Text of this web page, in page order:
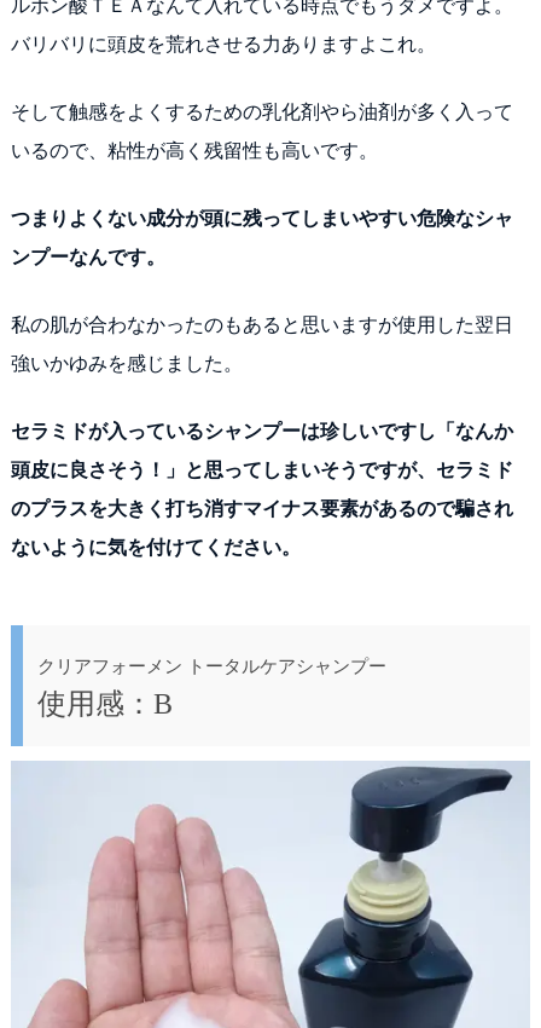
ルホン酸ＴＥＡなんて入れている時点でもうダメですよ。
バリバリに頭皮を荒れさせる力ありますよこれ。
そして触感をよくするための乳化剤やら油剤が多く入って
いるので、粘性が高く残留性も高いです。
つまりよくない成分が頭に残ってしまいやすい危険なシャ
ンプーなんです。
私の肌が合わなかったのもあると思いますが使用した翌日
強いかゆみを感じました。
セラミドが入っているシャンプーは珍しいですし「なんか
頭皮に良さそう！」と思ってしまいそうですが、セラミド
のプラスを大きく打ち消すマイナス要素があるので騙され
ないように気を付けてください。
クリアフォーメン トータルケアシャンプー
使用感：B